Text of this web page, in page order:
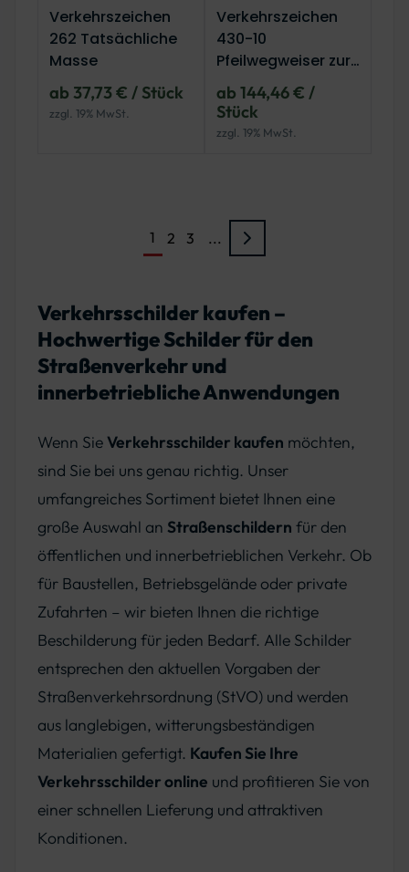
Verkehrszeichen
262 Tatsächliche
Masse
ab 37,73 € / Stück
zzgl. 19% MwSt.
Verkehrszeichen
430-10
Pfeilwegweiser zur
Autobahn,
linksweisend
ab 144,46 € /
Stück
zzgl. 19% MwSt.
1 2 3 ...
Verkehrsschilder kaufen –
Hochwertige Schilder für den
Straßenverkehr und
innerbetriebliche Anwendungen
Wenn Sie Verkehrsschilder kaufen möchten,
sind Sie bei uns genau richtig. Unser
umfangreiches Sortiment bietet Ihnen eine
große Auswahl an Straßenschildern für den
öffentlichen und innerbetrieblichen Verkehr. Ob
für Baustellen, Betriebsgelände oder private
Zufahrten – wir bieten Ihnen die richtige
Beschilderung für jeden Bedarf. Alle Schilder
entsprechen den aktuellen Vorgaben der
Straßenverkehrsordnung (StVO) und werden
aus langlebigen, witterungsbeständigen
Materialien gefertigt. Kaufen Sie Ihre
Verkehrsschilder online und profitieren Sie von
einer schnellen Lieferung und attraktiven
Konditionen.